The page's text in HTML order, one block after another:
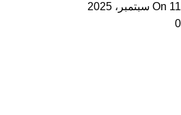
On 11 سبتمبر، 2025
0